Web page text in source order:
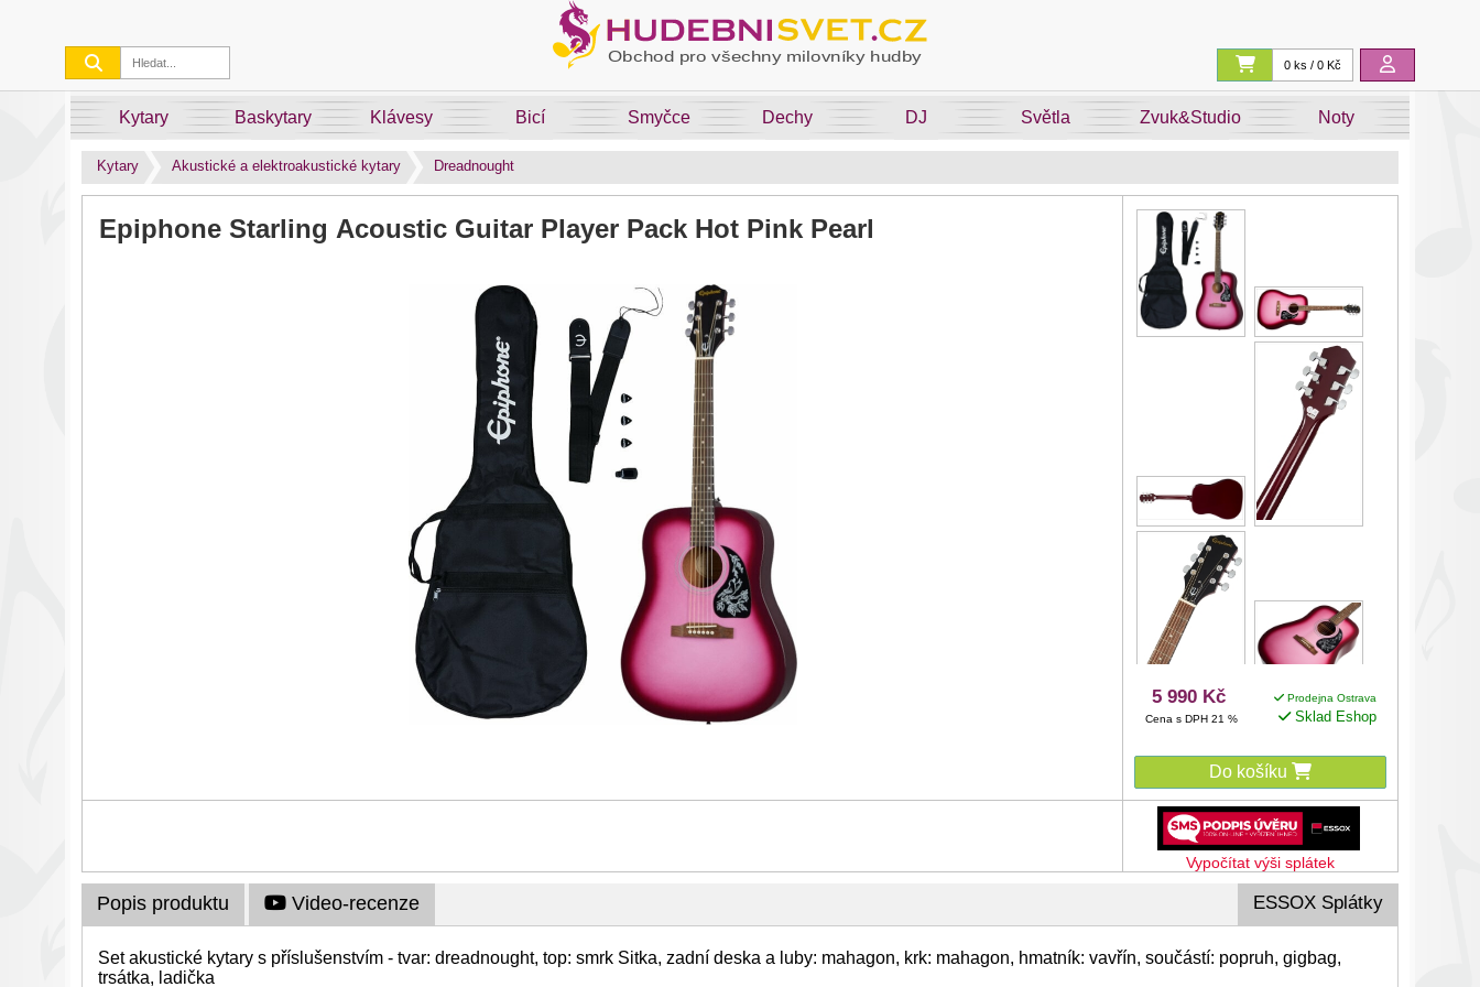
0 ks / 0 Kč
Kytary Baskytary Klávesy Bicí Smyčce Dechy DJ Světla Zvuk&Studio Noty
Kytary Akustické a elektroakustické kytary Dreadnought
Epiphone Starling Acoustic Guitar Player Pack Hot Pink Pearl
5 990 Kč
Cena s DPH 21 %
Prodejna Ostrava
Sklad Eshop
Do košíku
Vypočítat výši splátek
Popis produktu Video-recenze ESSOX Splátky
Set akustické kytary s příslušenstvím - tvar: dreadnought, top: smrk Sitka, zadní deska a luby: mahagon, krk: mahagon, hmatník: vavřín, součástí: popruh, gigbag,
trsátka, ladička